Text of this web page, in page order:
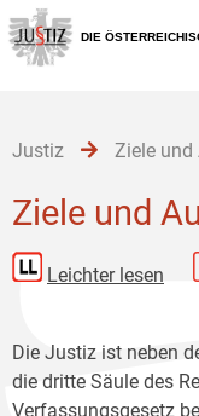
Zur
Hauptnavigation
[1]
Zum
Inhalt
[2]
Zum
Untermenü
[3]
DIE
Justiz Ziele und
Ziele und
Leichter lesen
Die Justiz ist neben
die dritte Säule des
Verfassungsgesetz